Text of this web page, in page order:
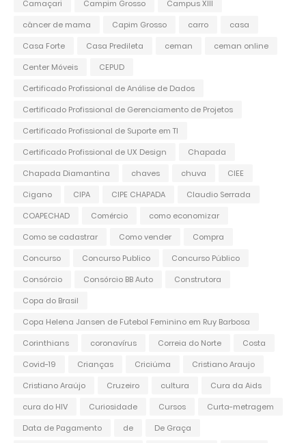
Camaçari Campim Grosso
Campus XIII
câncer de mama
Capim Grosso carro
casa
Casa Forte
Casa Predileta ceman
ceman online
Center Móveis
CEPUD
Certificado Profissional de Análise de Dados
Certificado Profissional de Gerenciamento de Projetos
Certificado Profissional de Suporte em TI
Certificado Profissional de UX Design
Chapada
Chapada Diamantina
chaves chuva
CIEE
Cigano
CIPA CIPE CHAPADA
Claudio Serrada
COAPECHAD
Comércio
como economizar
Como se cadastrar
Como vender
Compra
Concurso
Concurso Publico
Concurso Público
Consórcio
Consórcio BB Auto
Construtora
Copa do Brasil
Copa Helena Jansen de Futebol Feminino em Ruy Barbosa
Corinthians
coronavírus Correia do Norte
Costa
Covid-19
Crianças Criciúma
Cristiano Araujo
Cristiano Araújo
Cruzeiro cultura
Cura da Aids
cura do HIV
Curiosidade Cursos
Curta-metragem
Data de Pagamento
de
De Graça